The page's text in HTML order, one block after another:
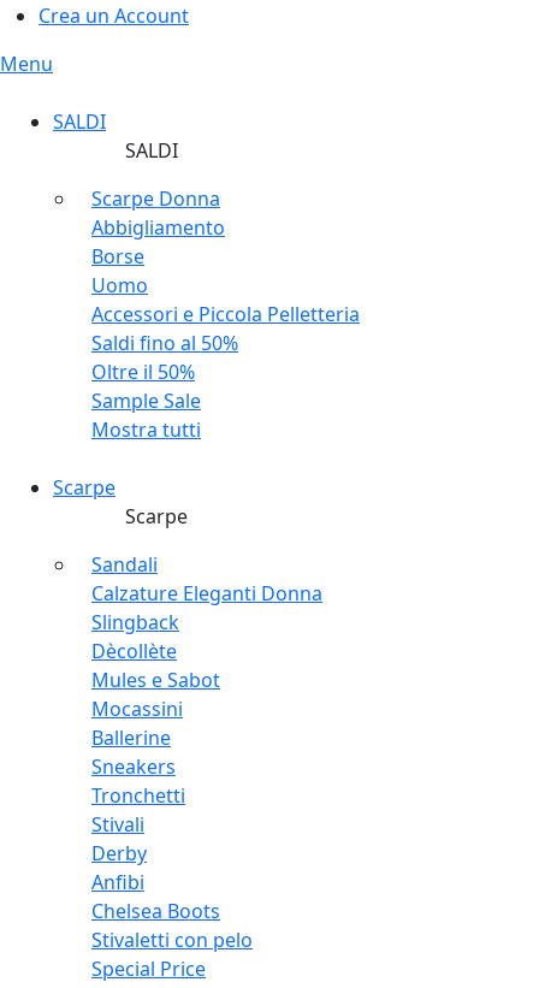
Crea un Account
Menu
SALDI
SALDI
Scarpe Donna
Abbigliamento
Borse
Uomo
Accessori e Piccola Pelletteria
Saldi fino al 50%
Oltre il 50%
Sample Sale
Mostra tutti
Scarpe
Scarpe
Sandali
Calzature Eleganti Donna
Slingback
Dècollète
Mules e Sabot
Mocassini
Ballerine
Sneakers
Tronchetti
Stivali
Derby
Anfibi
Chelsea Boots
Stivaletti con pelo
Special Price